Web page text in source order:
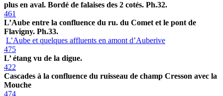
plus en aval. Bordé de falaises des 2 cotés. Ph.32.
461
L’Aube entre la confluence du ru. du Comet et le pont de
Flavigny. Ph.33.
L’Aube et quelques affluents en amont d’Auberive
475
L’ étang vu de la digue.
422
Cascades à la confluence du ruisseau de champ Cresson avec la
Mouche
474